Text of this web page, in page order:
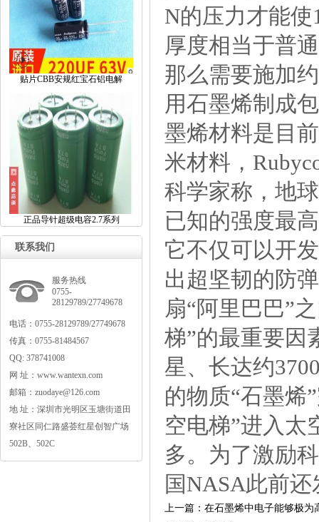
贴片CBB安规红宝石铝电解
正品导针超级电容2.7系列
联系我们
服务热线
0755-
28129789/27749678
电话：0755-28129789/27749678
传真：0755-81484567
QQ:378741008
网址：www.wantexn.com
邮箱：zuodaye@126.com
地址：深圳市光明区玉塘街道田
寮社区同仁路盛荟红星创智广场
502B、502C
N的压力才能
厚度相当于普
那么需要施加
用石墨烯制成
墨烯材料是目
米材料，
科学家称，地
已知的强度最
它不仅可以开
出超坚韧的防
扇“阿里巴巴”
梯”的最重要因
星、长达约
的物质“石墨烯
空电梯”进入太
多。为了激励
国NASA此前
上一篇：在石墨烯中电子能够极为